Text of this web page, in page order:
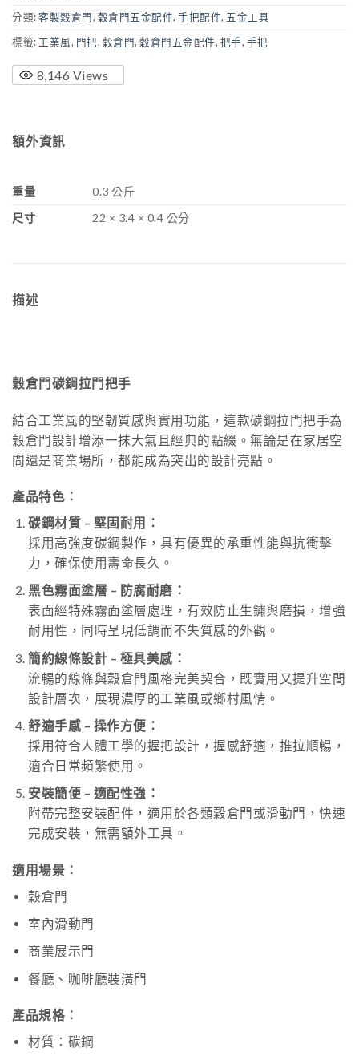
分類: 客製穀倉門 , 穀倉門五金配件, 手把配件, 五金工具
標籤: 工業風, 門把, 穀倉門, 穀倉門五金配件, 把手, 手把
8,146 Views
額外資訊
重量
0.3 公斤
尺寸
22 × 3.4 × 0.4 公分
描述
穀倉門碳鋼拉門把手
結合工業風的堅韌質感與實用功能，這款碳鋼拉門把手為
穀倉門設計增添一抹大氣且經典的點綴。無論是在家居空
間還是商業場所，都能成為突出的設計亮點。
產品特色：
碳鋼材質 – 堅固耐用：
採用高強度碳鋼製作，具有優異的承重性能與抗衝擊
力，確保使用壽命長久。
黑色霧面塗層 – 防腐耐磨：
表面經特殊霧面塗層處理，有效防止生鏽與磨損，增強
耐用性，同時呈現低調而不失質感的外觀。
簡約線條設計 – 極具美感：
流暢的線條與穀倉門風格完美契合，既實用又提升空間
設計層次，展現濃厚的工業風或鄉村風情。
舒適手感 – 操作方便：
採用符合人體工學的握把設計，握感舒適，推拉順暢，
適合日常頻繁使用。
安裝簡便 – 適配性強：
附帶完整安裝配件，適用於各類穀倉門或滑動門，快速
完成安裝，無需額外工具。
適用場景：
穀倉門
室內滑動門
商業展示門
餐廳、咖啡廳裝潢門
產品規格：
材質：碳鋼